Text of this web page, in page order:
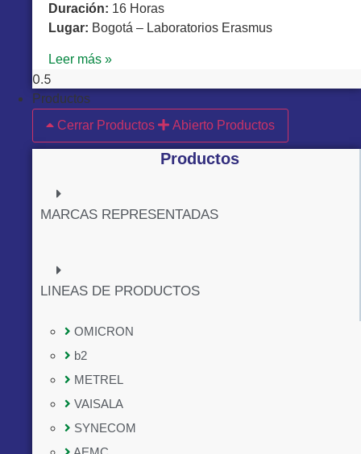
Duración: 16 Horas
Lugar: Bogotá – Laboratorios Erasmus
Leer más »
Productos
Cerrar Productos
Abierto Productos
Productos
MARCAS REPRESENTADAS
LINEAS DE PRODUCTOS
OMICRON
b2
METREL
VAISALA
SYNECOM